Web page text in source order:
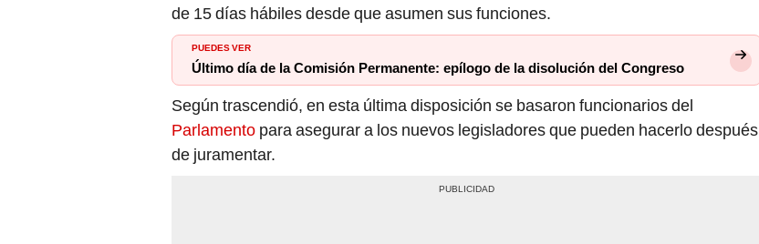
de 15 días hábiles desde que asumen sus funciones.
PUEDES VER
Último día de la Comisión Permanente: epílogo de la disolución del Congreso
Según trascendió, en esta última disposición se basaron funcionarios del
Parlamento para asegurar a los nuevos legisladores que pueden hacerlo después
de juramentar.